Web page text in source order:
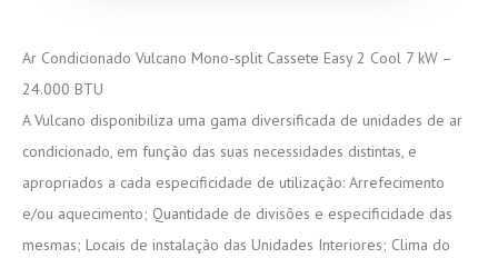
Ar Condicionado Vulcano Mono-split Cassete Easy 2 Cool 7 kW –
24.000 BTU
A Vulcano disponibiliza uma gama diversificada de unidades de ar
condicionado, em função das suas necessidades distintas, e
apropriados a cada especificidade de utilização: Arrefecimento
e/ou aquecimento; Quantidade de divisões e especificidade das
mesmas; Locais de instalação das Unidades Interiores; Clima do